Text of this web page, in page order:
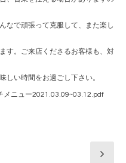
なで頑張って克服して、また楽し
す。ご来店くださるお客様も、対
しい時間をお過ごし下さい。
メニュー2021.03.09~03.12.pdf